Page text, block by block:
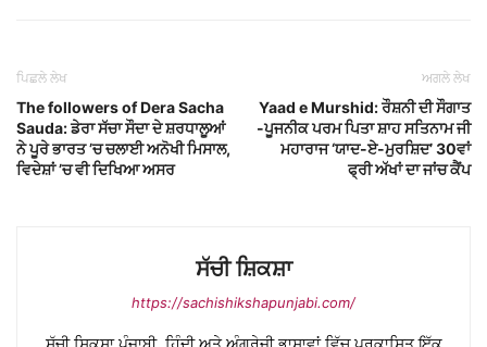
ਪਿਛਲੇ ਲੇਖ
The followers of Dera Sacha
Sauda: ਡੇਰਾ ਸੱਚਾ ਸੌਦਾ ਦੇ ਸ਼ਰਧਾਲੂਆਂ
ਨੇ ਪੂਰੇ ਭਾਰਤ ’ਚ ਚਲਾਈ ਅਨੋਖੀ ਮਿਸਾਲ,
ਵਿਦੇਸ਼ਾਂ ’ਚ ਵੀ ਦਿਖਿਆ ਅਸਰ
ਅਗਲੇ ਲੇਖ
Yaad e Murshid: ਰੌਸ਼ਨੀ ਦੀ ਸੌਗਾਤ
-ਪੂਜਨੀਕ ਪਰਮ ਪਿਤਾ ਸ਼ਾਹ ਸਤਿਨਾਮ ਜੀ
ਮਹਾਰਾਜ ‘ਯਾਦ-ਏ-ਮੁਰਸ਼ਿਦ’ 30ਵਾਂ
ਫ੍ਰੀ ਅੱਖਾਂ ਦਾ ਜਾਂਚ ਕੈਂਪ
ਸੱਚੀ ਸ਼ਿਕਸ਼ਾ
https://sachishikshapunjabi.com/
ਸੱਚੀ ਸ਼ਿਕਸ਼ਾ ਪੰਜਾਬੀ, ਹਿੰਦੀ ਅਤੇ ਅੰਗਰੇਜ਼ੀ ਭਾਸ਼ਾਵਾਂ ਵਿੱਚ ਪ੍ਰਕਾਸ਼ਿਤ ਇੱਕ